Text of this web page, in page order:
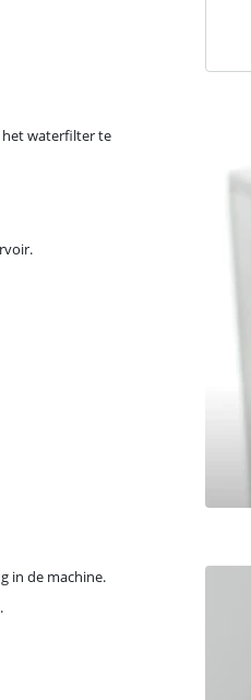
het waterfilter te
in de machine.